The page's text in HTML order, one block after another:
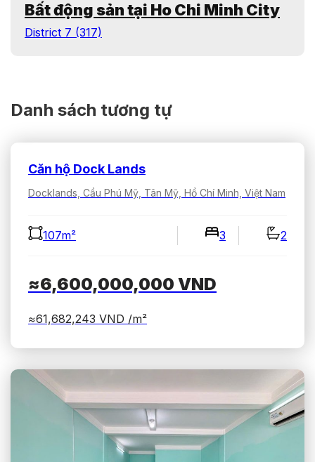
Bất động sản tại Ho Chi Minh City
District 7 (317)
Danh sách tương tự
Căn hộ Dock Lands
Docklands, Cầu Phú Mỹ, Tân Mỹ, Hồ Chí Minh, Việt Nam
107m² 3 2
≈6,600,000,000 VND
≈61,682,243 VND /m²